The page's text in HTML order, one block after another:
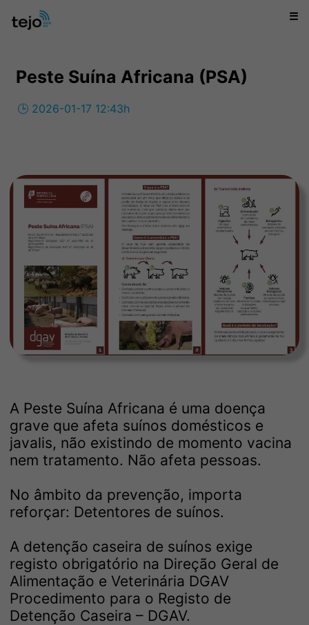
☰
Peste Suína Africana (PSA)
🕒 2026-01-17 12:43h
A Peste Suína Africana é uma doença
grave que afeta suínos domésticos e
javalis, não existindo de momento vacina
nem tratamento. Não afeta pessoas.
No âmbito da prevenção, importa
reforçar: Detentores de suínos.
A detenção caseira de suínos exige
registo obrigatório na Direção Geral de
Alimentação e Veterinária DGAV
Procedimento para o Registo de
Detenção Caseira – DGAV.